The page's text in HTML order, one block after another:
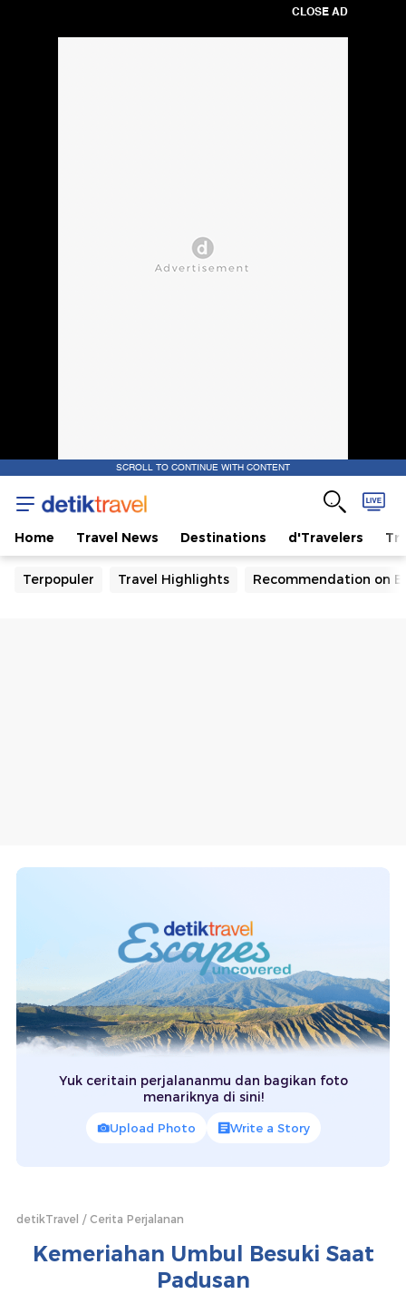
CLOSE AD
SCROLL TO CONTINUE WITH CONTENT
Home Travel News Destinations d'Travelers
Terpopuler Travel Highlights Recommendation on
Yuk ceritain perjalananmu dan bagikan foto
menariknya di sini!
Upload Photo Write a Story
detikTravel Cerita Perjalanan
Kemeriahan Umbul Besuki Saat
Padusan